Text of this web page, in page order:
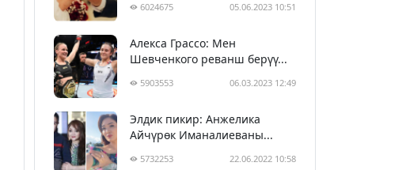
6024675 05.06.2023 10:51
Алекса Грассо: Мен
Шевченкого реванш берүү...
5903553 06.03.2023 12:49
Элдик пикир: Анжелика
Айчүрөк Иманалиеваны...
5732253 22.06.2022 10:58